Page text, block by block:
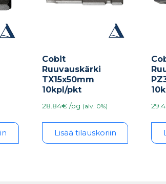
Cobit
Ruuvauskärki
TX15x50mm
10kpl/pkt
28.84€ /pg (alv. 0%)
Lisää tilauskoriin